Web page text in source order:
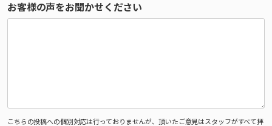
お客様の声をお聞かせください
こちらの投稿への個別対応は行っておりませんが、頂いたご意見はスタッフがすべて拝